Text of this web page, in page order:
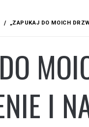
„ZAPUKAJ DO MOICH
I